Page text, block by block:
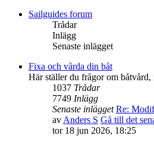
Sailguides forum
Trådar
Inlägg
Senaste inlägget
Fixa och vårda din båt
Här ställer du frågor om
1037 Trådar
7749 Inlägg
Senaste inlägget Re:
avAnders S Gå till det
tor 18 jun 2026, 18:25